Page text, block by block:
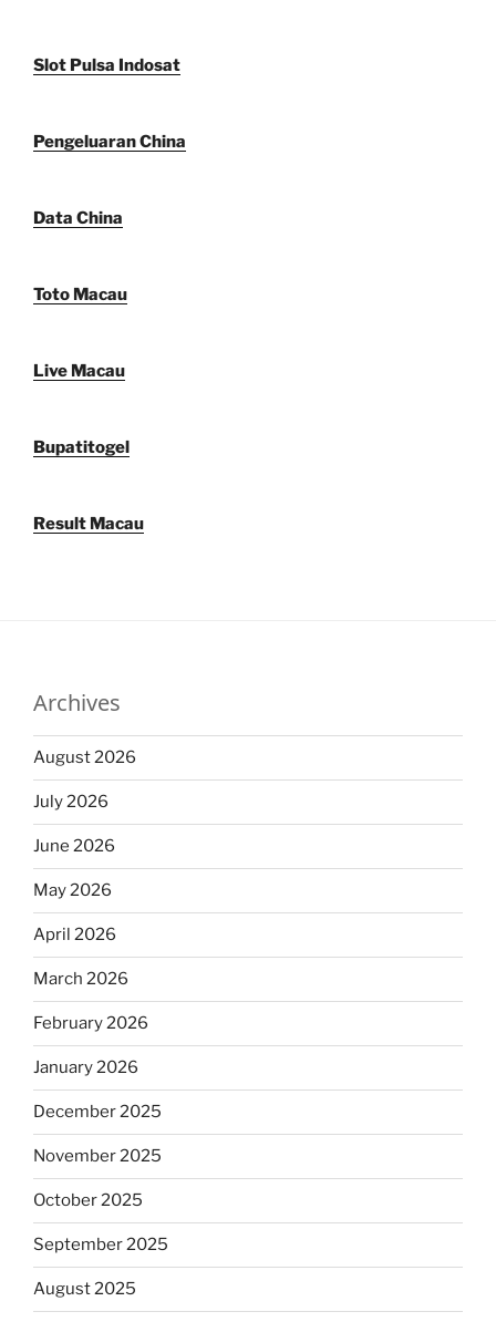
Slot Pulsa Indosat
Pengeluaran China
Data China
Toto Macau
Live Macau
Bupatitogel
Result Macau
Archives
August 2026
July 2026
June 2026
May 2026
April 2026
March 2026
February 2026
January 2026
December 2025
November 2025
October 2025
September 2025
August 2025